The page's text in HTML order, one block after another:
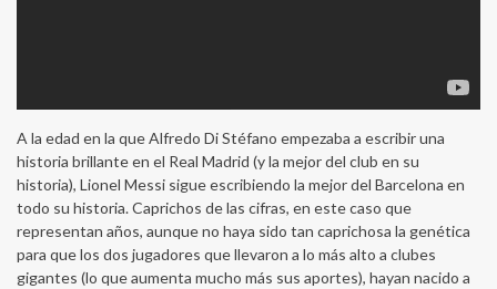
A la edad en la que Alfredo Di Stéfano empezaba a escribir una
historia brillante en el Real Madrid (y la mejor del club en su
historia), Lionel Messi sigue escribiendo la mejor del Barcelona en
todo su historia. Caprichos de las cifras, en este caso que
representan años, aunque no haya sido tan caprichosa la genética
para que los dos jugadores que llevaron a lo más alto a clubes
gigantes (lo que aumenta mucho más sus aportes), hayan nacido a